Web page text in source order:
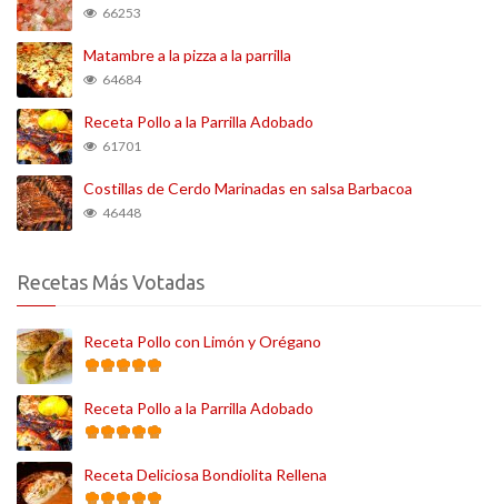
66253
Matambre a la pizza a la parrilla
64684
Receta Pollo a la Parrilla Adobado
61701
Costillas de Cerdo Marinadas en salsa Barbacoa
46448
Recetas Más Votadas
Receta Pollo con Limón y Orégano
Receta Pollo a la Parrilla Adobado
Receta Deliciosa Bondiolita Rellena